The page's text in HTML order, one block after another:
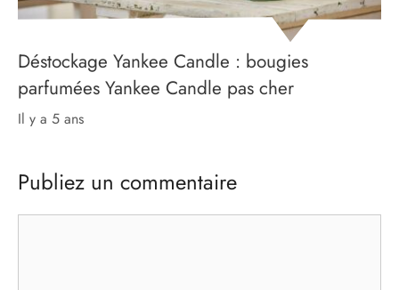
Déstockage Yankee Candle : bougies
parfumées Yankee Candle pas cher
il y a 5 ans
Publiez un commentaire